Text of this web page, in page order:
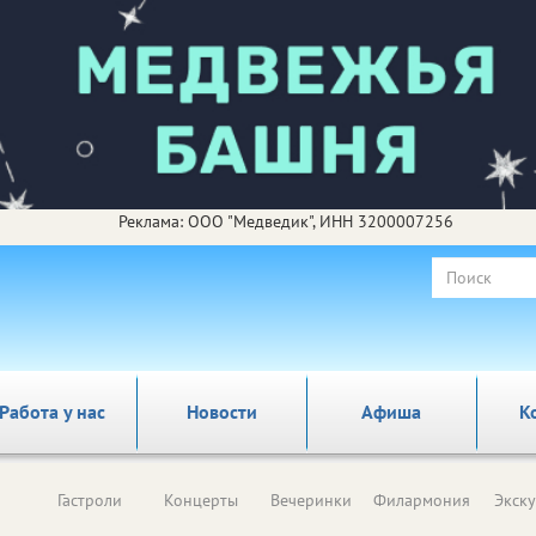
Реклама: ООО "Медведик", ИНН 3200007256
у нас Новости Афиша
Гастроли Концерты Вечеринки Филармония